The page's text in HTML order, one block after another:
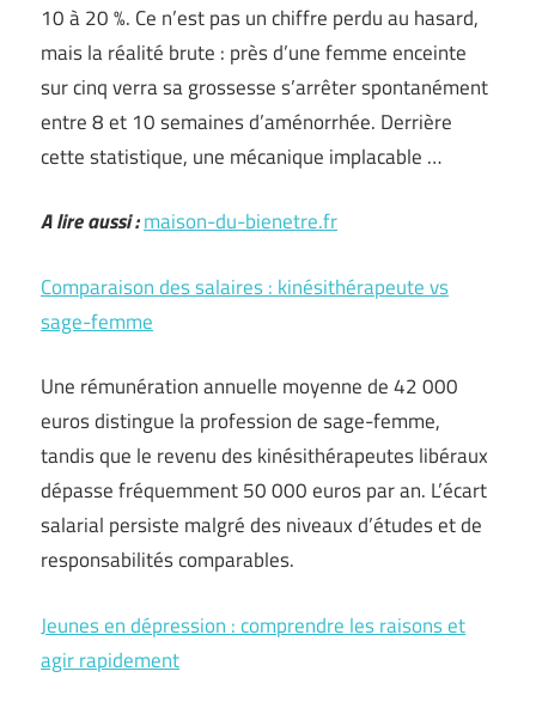
10 à 20 %. Ce n’est pas un chiffre perdu au hasard,
mais la réalité brute : près d’une femme enceinte
sur cinq verra sa grossesse s’arrêter spontanément
entre 8 et 10 semaines d’aménorrhée. Derrière
cette statistique, une mécanique implacable …
A lire aussi :maison-du-bienetre.fr
Comparaison des salaires : kinésithérapeute vs
sage-femme
Une rémunération annuelle moyenne de 42 000
euros distingue la profession de sage-femme,
tandis que le revenu des kinésithérapeutes libéraux
dépasse fréquemment 50 000 euros par an. L’écart
salarial persiste malgré des niveaux d’études et de
responsabilités comparables.
Jeunes en dépression : comprendre les raisons et
agir rapidement